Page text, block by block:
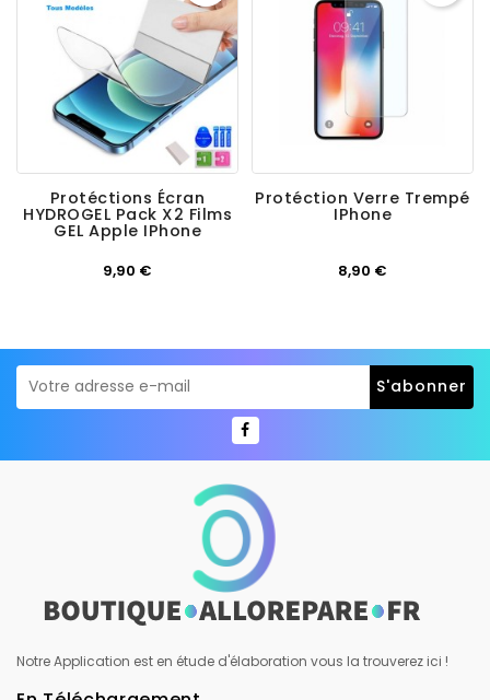
Protéctions Écran
HYDROGEL Pack X2 Films
GEL Apple IPhone
9,90 €
Protéction Verre Trempé
IPhone
8,90 €
Notre Application est en étude d'élaboration vous la trouverez ici !